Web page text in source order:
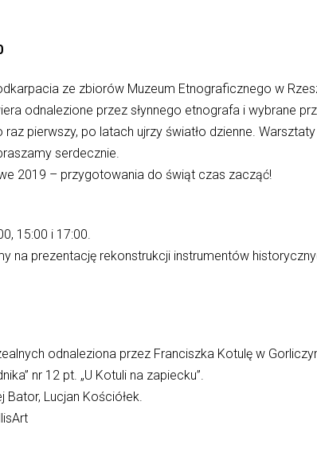
ze zbiorów Muzeum Etnograficznego w
odnalezione przez słynnego etnografa i wybrane
raz pierwszy, po latach ujrzy światło dzienne.
serdecznie.
2019 – przygotowania do świąt czas zacząć!
15:00 i 17:00.
na prezentację rekonstrukcji instrumentów
odnaleziona przez Franciszka Kotulę w
nr 12 pt. „U Kotuli na zapiecku”.
Lucjan Kościółek.